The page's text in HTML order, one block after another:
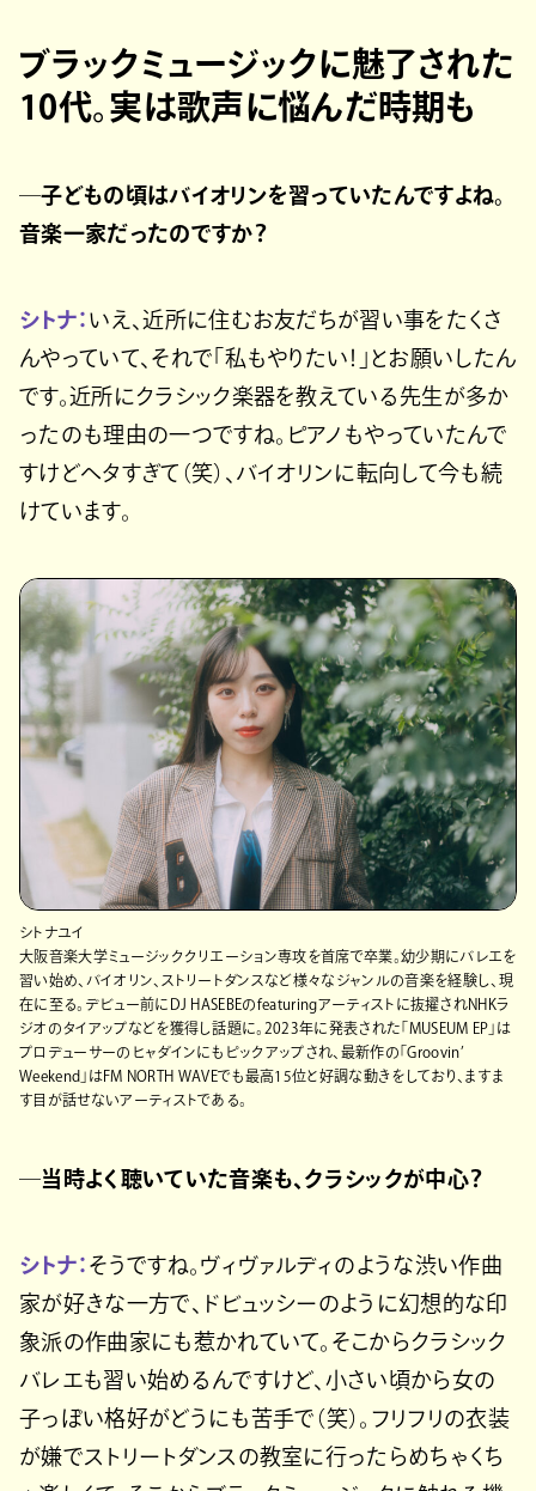
ブラックミュージックに魅了された
10代。実は歌声に悩んだ時期も
─子どもの頃はバイオリンを習っていたんですよね。
音楽一家だったのですか？
シトナ： いえ、近所に住むお友だちが習い事をたくさ
んやっていて、それで「私もやりたい！」とお願いしたん
です。近所にクラシック楽器を教えている先生が多か
ったのも理由の一つですね。ピアノもやっていたんで
すけどヘタすぎて（笑）、バイオリンに転向して今も続
けています。
シトナユイ
大阪音楽大学ミュージッククリエーション専攻を首席で卒業。幼少期にバレエを
習い始め、バイオリン、ストリートダンスなど様々なジャンルの音楽を経験し、現
在に至る。デビュー前にDJ HASEBEのfeaturingアーティストに抜擢されNHKラ
ジオのタイアップなどを獲得し話題に。2023年に発表された「MUSEUM EP」は
プロデューサーのヒャダインにもピックアップされ、最新作の「Groovin’
Weekend」はFM NORTH WAVEでも最高15位と好調な動きをしており、ますま
す目が話せないアーティストである。
─当時よく聴いていた音楽も、クラシックが中心？
シトナ： そうですね。ヴィヴァルディのような渋い作曲
家が好きな一方で、ドビュッシーのように幻想的な印
象派の作曲家にも惹かれていて。そこからクラシック
バレエも習い始めるんですけど、小さい頃から女の
子っぽい格好がどうにも苦手で（笑）。フリフリの衣装
が嫌でストリートダンスの教室に行ったらめちゃくち